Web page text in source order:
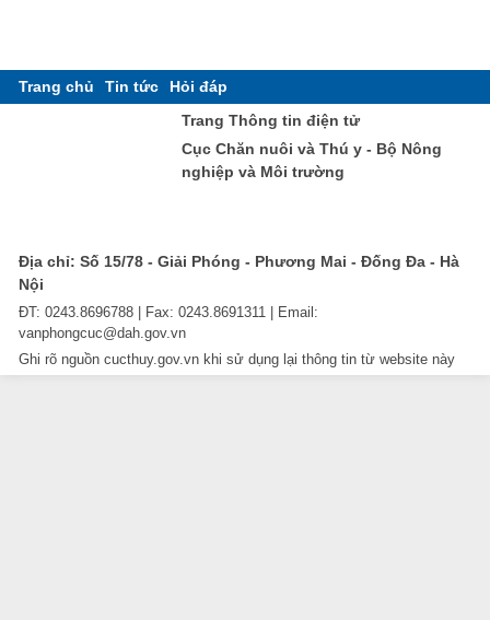
Trang chủ Tin tức
Hỏi đáp
Trang Thông tin điện tử
Cục Chăn nuôi và Thú y - Bộ Nông
nghiệp và Môi trường
Địa chỉ: Số 15/78 - Giải Phóng - Phương Mai - Đống Đa - Hà
Nội
ĐT: 0243.8696788 | Fax: 0243.8691311 | Email:
vanphongcuc@dah.gov.vn
Ghi rõ nguồn cucthuy.gov.vn khi sử dụng lại thông tin từ website này